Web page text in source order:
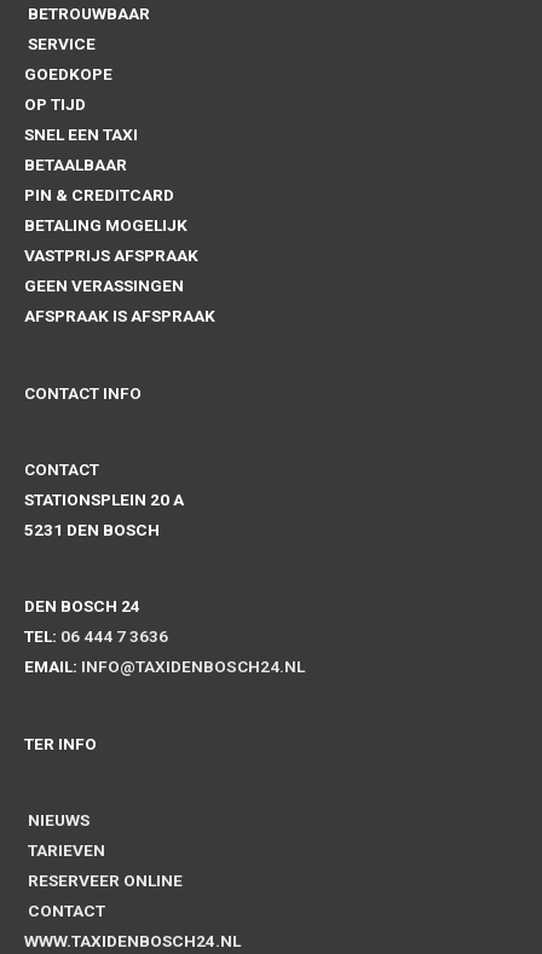
BETROUWBAAR
SERVICE
GOEDKOPE
OP TIJD
SNEL EEN TAXI
BETAALBAAR
PIN & CREDITCARD
BETALING MOGELIJK
VASTPRIJS AFSPRAAK
GEEN VERASSINGEN
AFSPRAAK IS AFSPRAAK
CONTACT INFO
CONTACT
STATIONSPLEIN 20 A
5231 DEN BOSCH
DEN BOSCH 24
TEL: 06 444 7 3636
EMAIL: INFO@TAXIDENBOSCH24.NL
TER INFO
NIEUWS
TARIEVEN
RESERVEER ONLINE
CONTACT
WWW.TAXIDENBOSCH24.NL